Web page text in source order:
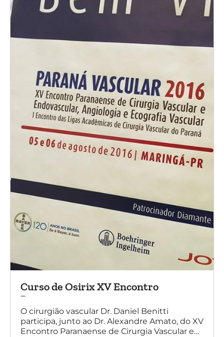
Curso de Osirix XV Encontro
Paranaense
O cirurgião vascular Dr. Daniel Benitti
participa, junto ao Dr. Alexandre Amato, do XV
Encontro Paranaense de Cirurgia Vascular e